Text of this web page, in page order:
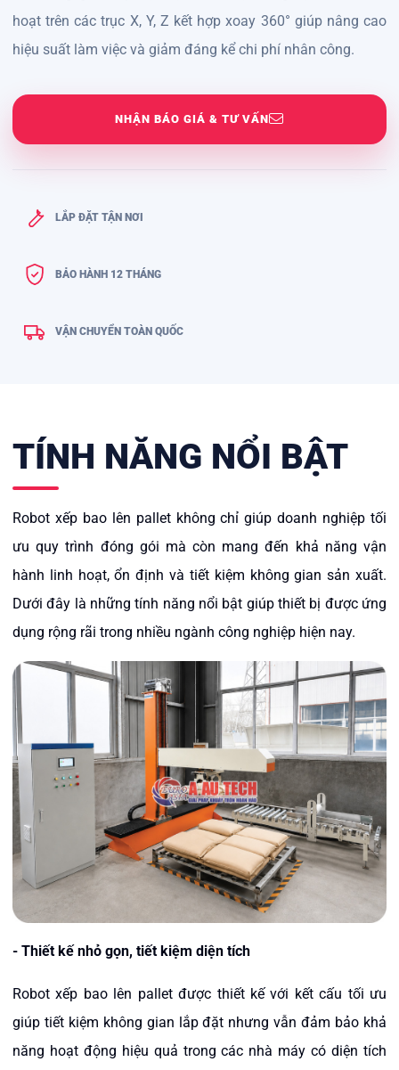
hoạt trên các trục X, Y, Z kết hợp xoay 360° giúp nâng cao
hiệu suất làm việc và giảm đáng kể chi phí nhân công.
NHẬN BÁO GIÁ & TƯ VẤN
LẮP ĐẶT TẬN NƠI
BẢO HÀNH 12 THÁNG
VẬN CHUYỂN TOÀN QUỐC
TÍNH NĂNG NỔI BẬT
Robot xếp bao lên pallet không chỉ giúp doanh nghiệp tối
ưu quy trình đóng gói mà còn mang đến khả năng vận
hành linh hoạt, ổn định và tiết kiệm không gian sản xuất.
Dưới đây là những tính năng nổi bật giúp thiết bị được ứng
dụng rộng rãi trong nhiều ngành công nghiệp hiện nay.
- Thiết kế nhỏ gọn, tiết kiệm diện tích
Robot xếp bao lên pallet được thiết kế với kết cấu tối ưu
giúp tiết kiệm không gian lắp đặt nhưng vẫn đảm bảo khả
năng hoạt động hiệu quả trong các nhà máy có diện tích